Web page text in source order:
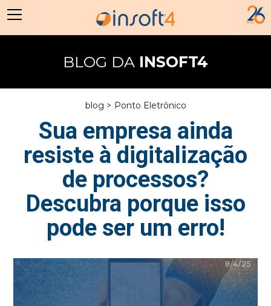
BLOG DAINSOFT4
blog > Ponto Eletrônico
Sua empresa ainda
resiste à digitalização
de processos?
Descubra porque isso
pode ser um erro!
8/4/25